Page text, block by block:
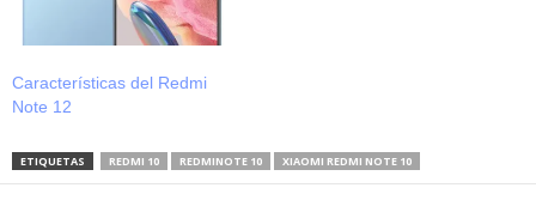
Características del Redmi
Note 12
ETIQUETAS REDMI 10 REDMINOTE 10 XIAOMI REDMI NOTE 10